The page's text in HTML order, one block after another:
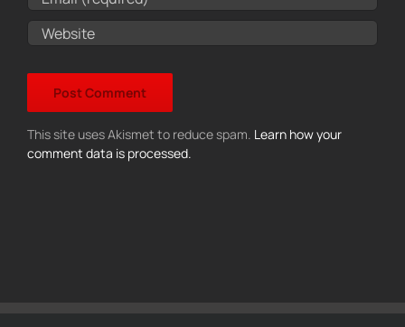
This site uses Akismet to reduce spam. Learn how your
comment data is processed.